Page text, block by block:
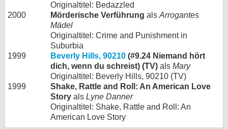
Originaltitel: Bedazzled
2000
Mörderische Verführung alsArrogantes
Mädel
Originaltitel: Crime and Punishment in
Suburbia
1999
Beverly Hills, 90210 (#9.24 Niemand hört
dich, wenn du schreist) (TV) als Mary
Originaltitel: Beverly Hills, 90210 (TV)
1999
Shake, Rattle and Roll: An American Love
Story als Lyne Danner
Originaltitel: Shake, Rattle and Roll: An
American Love Story